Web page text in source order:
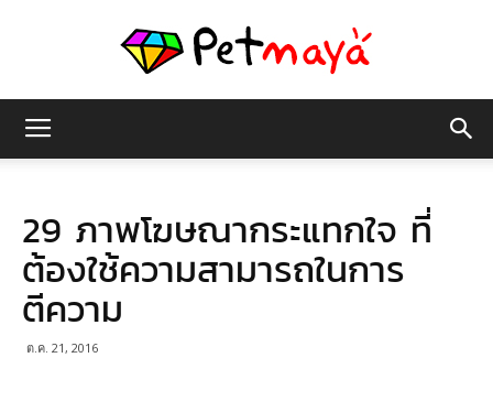
มายา
29 ภาพโฆษณากระแทกใจ ที่
ต้องใช้ความสามารถในการ
ตีความ
ต.ค. 21, 2016